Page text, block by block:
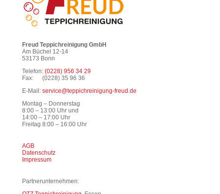
Freud Teppichreinigung GmbH
Am Büchel 12-14
53173 Bonn
Telefon: (0228) 956 34 29
Fax: (0228) 35 96 36
E-Mail: service@teppichreinigung-freud.de
Montag – Donnerstag
8:00 – 13:00 Uhr und
14:00 – 17:00 Uhr
Freitag 8:00 – 16:00 Uhr
AGB
Datenschutz
Impressum
Partnerunternehmen: